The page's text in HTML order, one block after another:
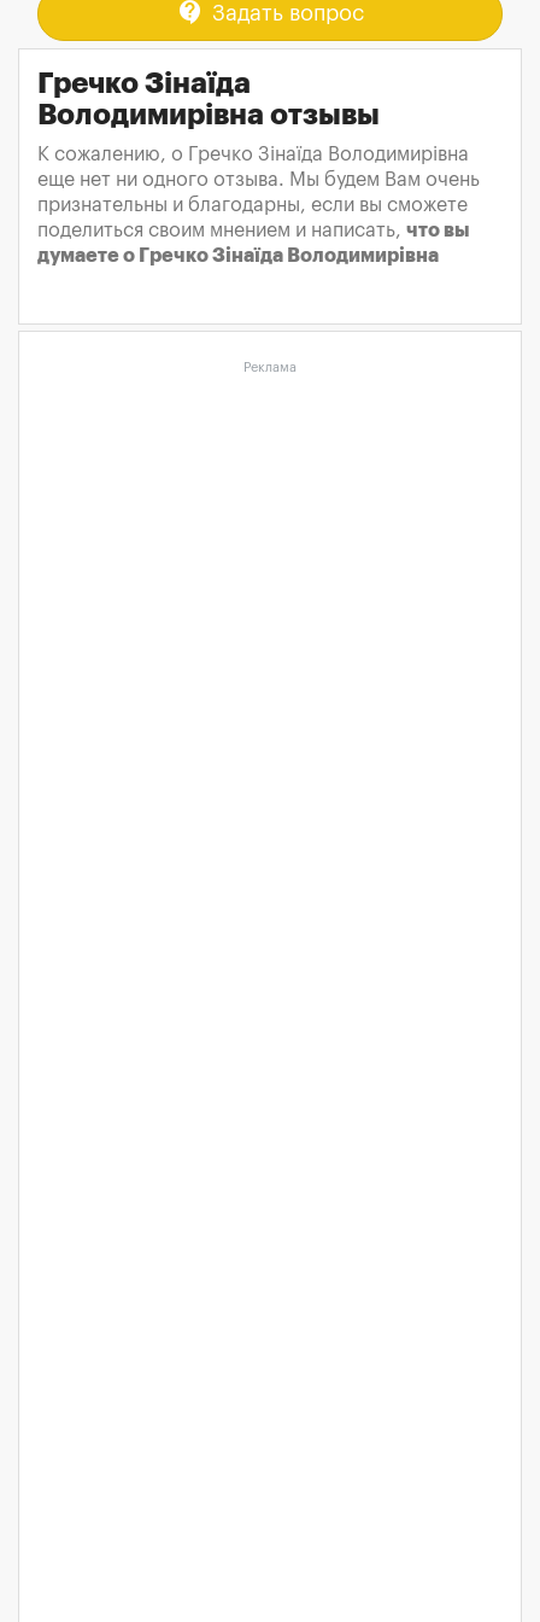
contact_support Задать вопрос
Гречко Зінаїда
Володимирівна отзывы
К сожалению, о Гречко Зінаїда Володимирівна
еще нет ни одного отзыва. Мы будем Вам очень
признательны и благодарны, если вы сможете
поделиться своим мнением и написать, что вы
думаете о Гречко Зінаїда Володимирівна
Реклама